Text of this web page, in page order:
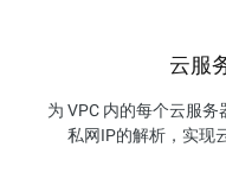
云服
为 VPC 内的每个云服
私网IP的解析，实现